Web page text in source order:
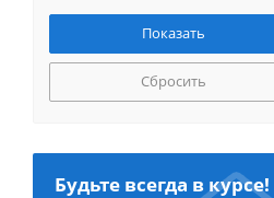
Сбросить
Будьте всегда в курсе!